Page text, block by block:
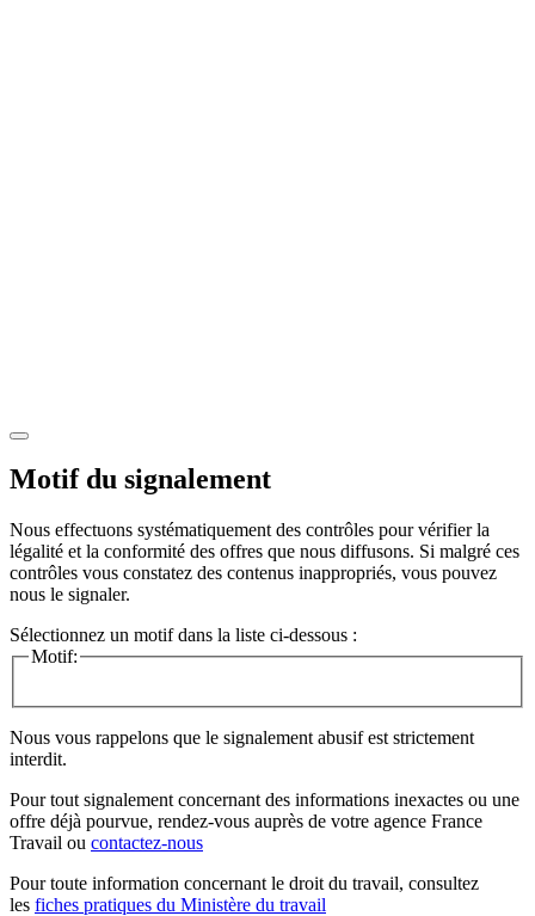
Motif du signalement
Nous effectuons systématiquement des contrôles pour vérifier la
légalité et la conformité des offres que nous diffusons. Si malgré ces
contrôles vous constatez des contenus inappropriés, vous pouvez
nous le signaler.
Sélectionnez un motif dans la liste ci-dessous :
Motif:
Nous vous rappelons que le signalement abusif est strictement
interdit.
Pour tout signalement concernant des informations inexactes ou une
offre déjà pourvue, rendez-vous auprès de votre agence France
Travail ou contactez-nous
Pour toute information concernant le droit du travail, consultez
les fiches pratiques du Ministère du travail